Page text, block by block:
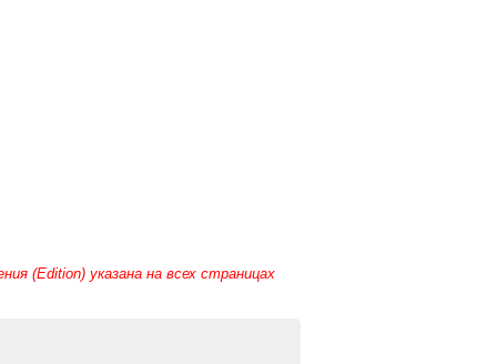
(Edition) указана на всех страницах